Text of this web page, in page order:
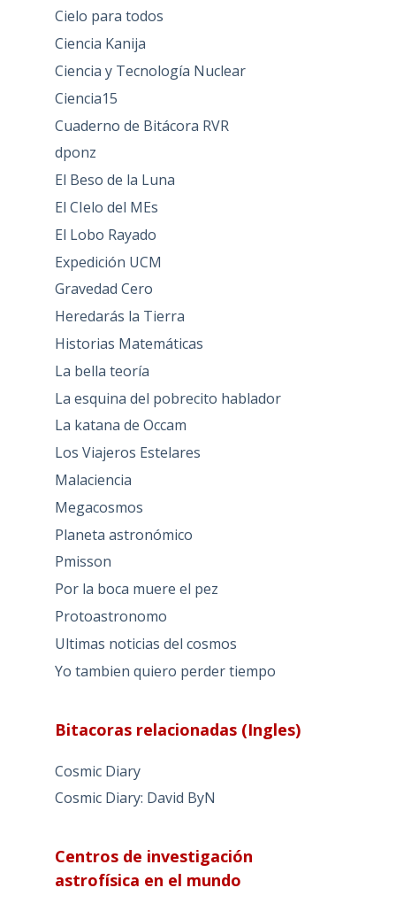
Cielo para todos
Ciencia Kanija
Ciencia y Tecnología Nuclear
Ciencia15
Cuaderno de Bitácora RVR
dponz
El Beso de la Luna
El CIelo del MEs
El Lobo Rayado
Expedición UCM
Gravedad Cero
Heredarás la Tierra
Historias Matemáticas
La bella teoría
La esquina del pobrecito hablador
La katana de Occam
Los Viajeros Estelares
Malaciencia
Megacosmos
Planeta astronómico
Pmisson
Por la boca muere el pez
Protoastronomo
Ultimas noticias del cosmos
Yo tambien quiero perder tiempo
Bitacoras relacionadas (Ingles)
Cosmic Diary
Cosmic Diary: David ByN
Centros de investigación
astrofísica en el mundo